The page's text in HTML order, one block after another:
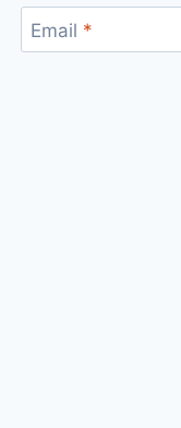
Email *